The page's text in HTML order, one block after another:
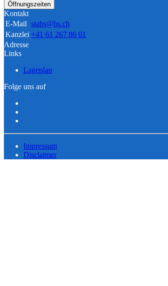
Öffnungszeiten
Kontakt
E-Mail stabs@bs.ch
Kanzlei +41 61 267 86 01
Adresse
Links
Lageplan
Folge uns auf
Impressum
Disclaimer